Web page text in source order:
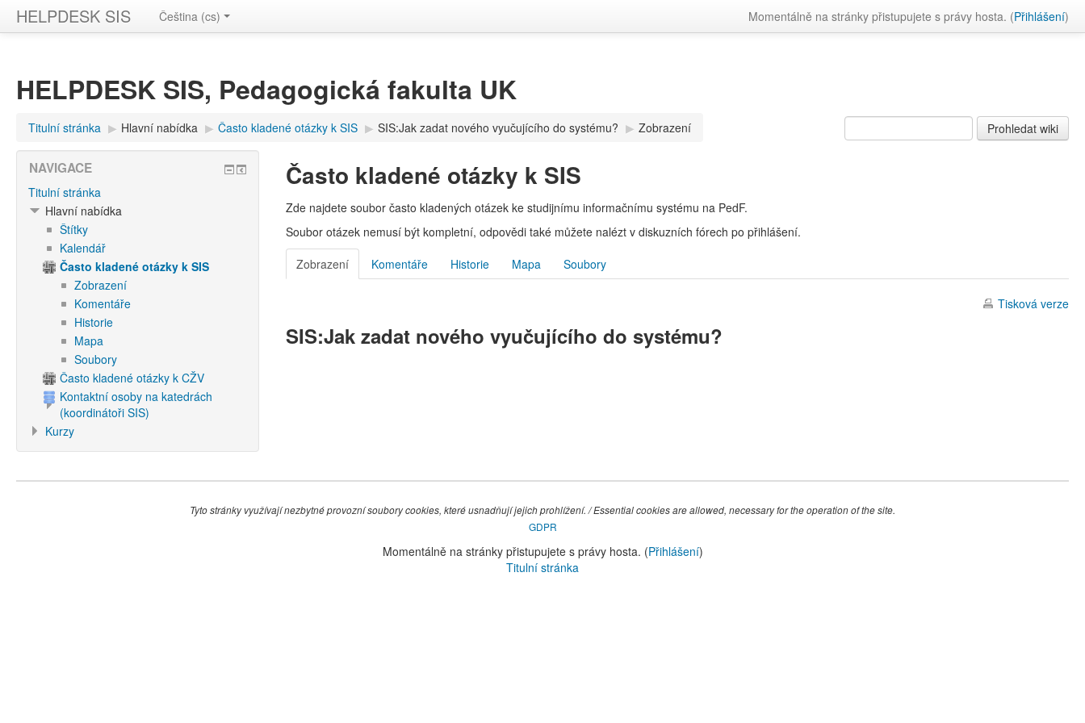
HELPDESK SIS Momentálně na stránky přistupujete s právy hosta. (Přihlášení)
Čeština ‎(cs)‎
HELPDESK SIS, Pedagogická fakulta UK
Titulní stránka ▶︎ Hlavní nabídka ▶︎ Často kladené otázky k SIS ▶︎ SIS:Jak zadat nového vyučujícího do systému? ▶︎ Zobrazení
Často kladené otázky k SIS
Zde najdete soubor často kladených otázek ke studijnímu informačnímu systému na PedF.
Soubor otázek nemusí být kompletní, odpovědi také můžete nalézt v diskuzních fórech po přihlášení.
Zobrazení
Komentáře Historie Mapa Soubory
Tisková verze
SIS:Jak zadat nového vyučujícího do systému?
NAVIGACE
Titulní stránka
Hlavní nabídka
Štítky
Kalendář
Často kladené otázky k SIS
Zobrazení
Komentáře
Historie
Mapa
Soubory
Často kladené otázky k CŽV
Kontaktní osoby na katedrách
(koordinátoři SIS)
Kurzy
Tyto stránky využívají nezbytné provozní soubory cookies, které usnadňují jejich prohlížení. / Essential cookies are allowed, necessary for the operation of the site.
GDPR
Momentálně na stránky přistupujete s právy hosta. (Přihlášení)
Titulní stránka